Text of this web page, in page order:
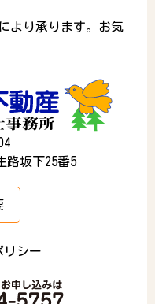
より承ります。お気
路坂下25番5
リシー